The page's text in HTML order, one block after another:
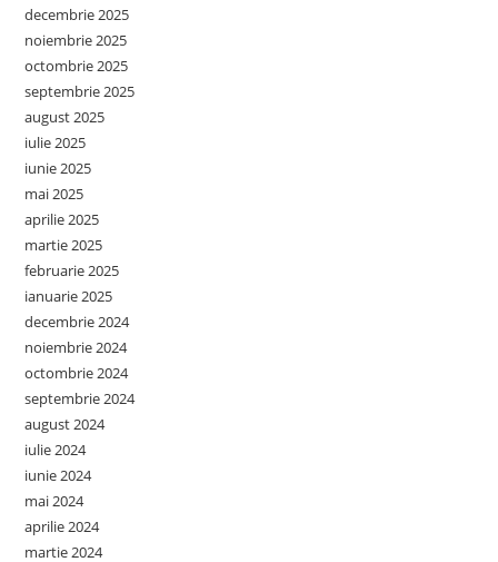
decembrie 2025
noiembrie 2025
octombrie 2025
septembrie 2025
august 2025
iulie 2025
iunie 2025
mai 2025
aprilie 2025
martie 2025
februarie 2025
ianuarie 2025
decembrie 2024
noiembrie 2024
octombrie 2024
septembrie 2024
august 2024
iulie 2024
iunie 2024
mai 2024
aprilie 2024
martie 2024